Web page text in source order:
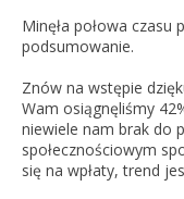
Minęła połowa czasu
podsumowanie.
Znów na wstępie
Wam osiągnęliśmy
niewiele nam brak do
społecznościowym
się na wpłaty, trend